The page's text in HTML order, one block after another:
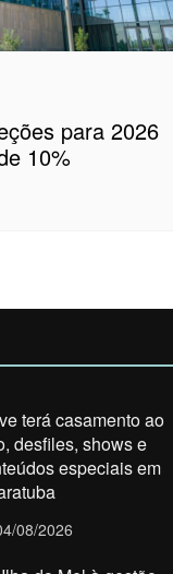
para 2026
10%
terá casamento ao
desfiles, shows e
especiais em
08/2026